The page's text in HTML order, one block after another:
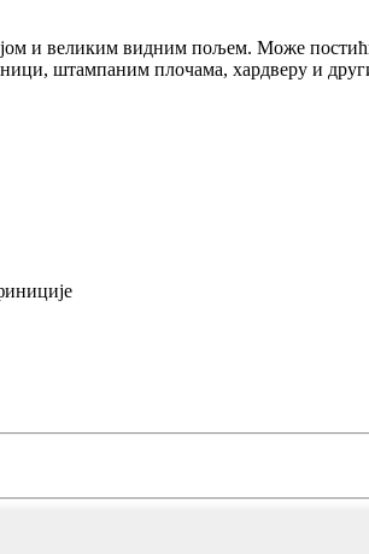
и великим видним пољем. Може
штампаним плочама, хардверу и